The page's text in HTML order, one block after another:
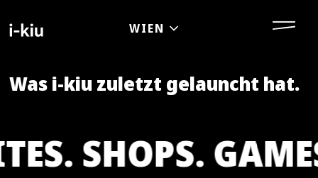
Was i-kiu zuletzt gelauncht hat.
SHOPS.